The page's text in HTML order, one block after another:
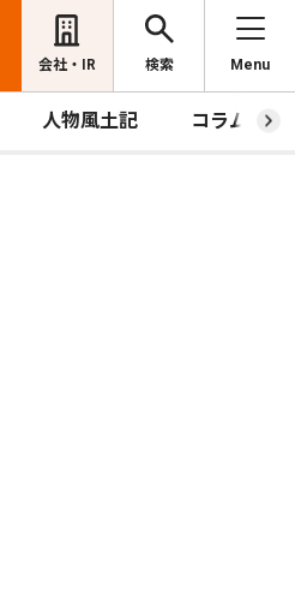
会社・IR 検索 Menu
人物風土記 コラム